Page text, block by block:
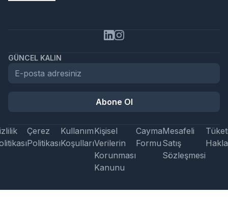
GÜNCEL KALIN
Abone Ol
Çerez
Politikası
Kullanım
Koşulları
Kişisel
Verilerin
Korunması
Kanunu
Cayma
Formu
Mesafeli
Satış
Sözleşmesi